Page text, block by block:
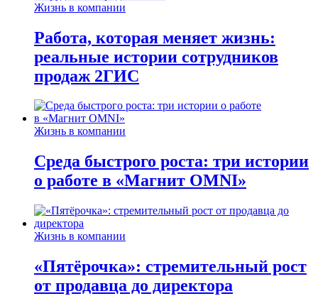
Жизнь в компании
Работа, которая меняет жизнь:
реальные истории сотрудников
продаж 2ГИС
Жизнь в компании
Среда быстрого роста: три истории
о работе в «Магнит OMNI»
Жизнь в компании
«Пятёрочка»: стремительный рост
от продавца до директора